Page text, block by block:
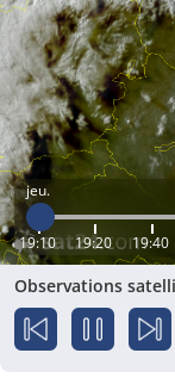
jeu.
19:10 19:20 19:40
Observations